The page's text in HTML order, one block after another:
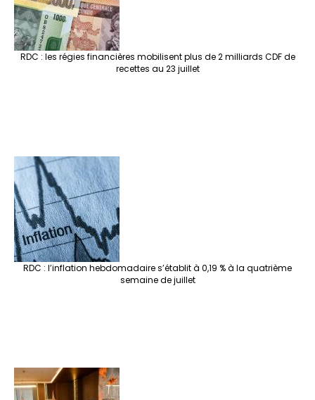
RDC : les régies financières mobilisent plus de 2 milliards CDF de
recettes au 23 juillet
RDC : l’inflation hebdomadaire s’établit à 0,19 % à la quatrième
semaine de juillet